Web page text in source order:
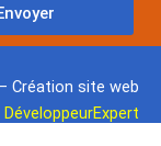
Création site web
DéveloppeurExpert